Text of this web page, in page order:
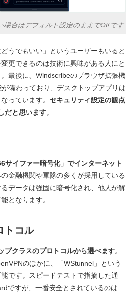
場合はデフォルト設定のままでOKです
どうでもいい」というユーザーもいると
更できるのは技術に興味がある人にと
最後に、Windscribeのブラウザ拡張機
備わっており、デスクトップアプリは
っています。 セキュリティ設定の観点
だと思います。
イファー暗号化」でインターネット
の金融機関や軍隊の多くが採用している
データは強固に暗号化され、他人が解
となります。
トコル
クラスのプロトコルから選べます。
のほかに、「WStunnel」という
です。スピードテストで指摘した通
ですが、一番安全とされているのは